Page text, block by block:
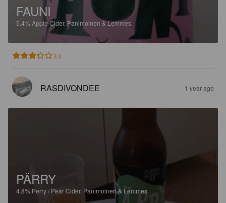
FAUNI
5.4% Apple Cider.Panimoinen & Lemmes.
3.3
RASDIVONDEE 1 year ago
PÄRRY
4.8% Perry / Pear Cider. Panimoinen & Lemmes.